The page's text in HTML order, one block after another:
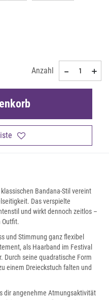
Anzahl
Bandana-Stil vereint
Das verspielte
und wirkt dennoch zeitlos –
und Stimmung ganz flexibel
als Haarband im Festival
Durch seine quadratische Form
einem Dreieckstuch falten und
dir angenehme Atmungsaktivität